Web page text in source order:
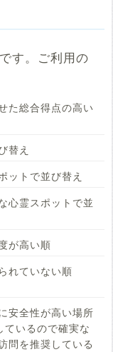
す。ご利用の
た総合得点の高い
替え
ットで並び替え
心霊スポットで並
が高い順
れていない順
安全性が高い場所
ているので確実な
問を推奨している